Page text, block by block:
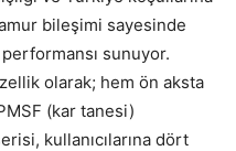
bileşimi sayesinde
sunuyor.
olarak; hem ön aksta
(kar tanesi)
kullanıcılarına dört